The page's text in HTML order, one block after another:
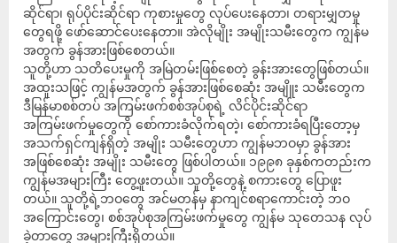
ဆိုင်ရာ၊ ရုပ်ပိုင်းဆိုင်ရာ ကုစားမှုတွေ လုပ်ပေးနေတာ၊ တရားမျှတမှု
တွေရဖို့ ဖော်ဆောင်ပေးနေတာ။ အဲလိုမျိုး အမျိုးသမီးတွေက ကျွန်မ
အတွက် ခွန်အားဖြစ်စေတယ်။
သူတို့ဟာ သတိပေးမှုကို အမြဲတမ်းဖြစ်စေတဲ့ ခွန်းအားတွေဖြစ်တယ်။
အထူးသဖြင့် ကျွန်မအတွက် ခွန်အားဖြစ်စေဆုံး အမျိူး သမီးတွေက
ဒီမြန်မာစစ်တပ် အကြမ်းဖက်စစ်အုပ်စုရဲ့ လိင်ပိုင်းဆိုင်ရာ
အကြမ်းဖက်မှုတွေကို စော်ကားခံလိုက်ရတဲ့၊ စော်ကားခံရပြီးတော့မှ
အသက်ရှင်ကျန်ရှိတဲ့ အမျိုး သမီးတွေဟာ ကျွန်မဘဝမှာ ခွန်အား
အဖြစ်စေဆုံး အမျိုး သမီးတွေ ဖြစ်ပါတယ်။ ၁၉၉၈ ခုနှစ်ကတည်းက
ကျွန်မအများကြီး တွေ့ဖူးတယ်။ သူတို့တွေနဲ့ စကားတွေ ပြောဖူး
တယ်။ သူတို့ရဲ့ဘဝတွေ အင်မတန်မှ နာကျင်စရာကောင်းတဲ့ ဘဝ
အကြောင်းတွေ၊ စစ်အုပ်စုအကြမ်းဖက်မှုတွေ ကျွန်မ သုတေသန လုပ်
ခဲ့တာတွေ အများကြီးရှိတယ်။